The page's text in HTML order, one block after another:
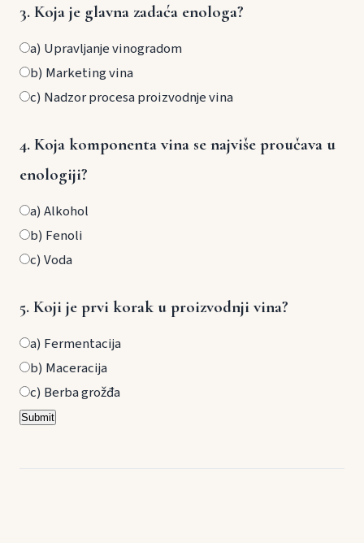
3. Koja je glavna zadaća enologa?
a) Upravljanje vinogradom
b) Marketing vina
c) Nadzor procesa proizvodnje vina
4. Koja komponenta vina se najviše proučava u
enologiji?
a) Alkohol
b) Fenoli
c) Voda
5. Koji je prvi korak u proizvodnji vina?
a) Fermentacija
b) Maceracija
c) Berba grožđa